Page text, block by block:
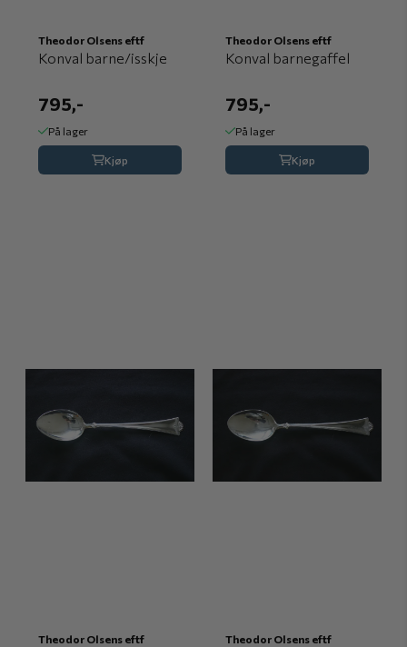
Theodor Olsens eftf
Konval barne/isskje
795,-
På lager
Kjøp
Theodor Olsens eftf
Konval barnegaffel
795,-
På lager
Kjøp
Theodor Olsens eftf Theodor Olsens eftf